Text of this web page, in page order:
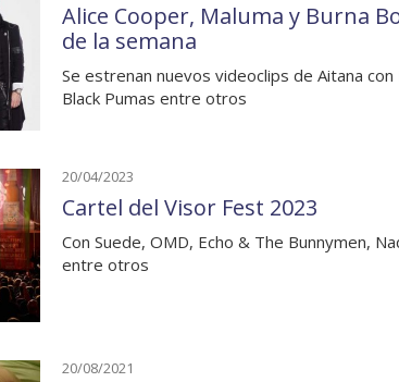
Alice Cooper, Maluma y Burna
de la semana
Se estrenan nuevos videoclips de Aitana
Black Pumas entre otros
20/04/2023
Cartel del Visor Fest 2023
Con Suede, OMD, Echo & The Bunnymen,
entre otros
20/08/2021